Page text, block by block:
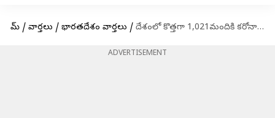
హోమ్ / వార్తలు / భారతదేశం వార్తలు / దేశంలో కొత్తగా 1,021మందికి కరోనా; 4 మరణాలు
ADVERTISEMENT